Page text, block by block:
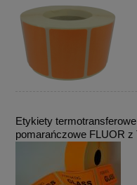
Etykiety
pomarańczowe FLUOR z